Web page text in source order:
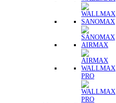
SANOMAX
AIRMAX
WALLMAX
PRO